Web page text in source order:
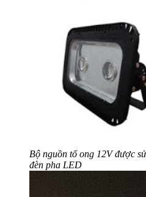
Bộ nguồn tổ ong 12V được
đèn pha LED